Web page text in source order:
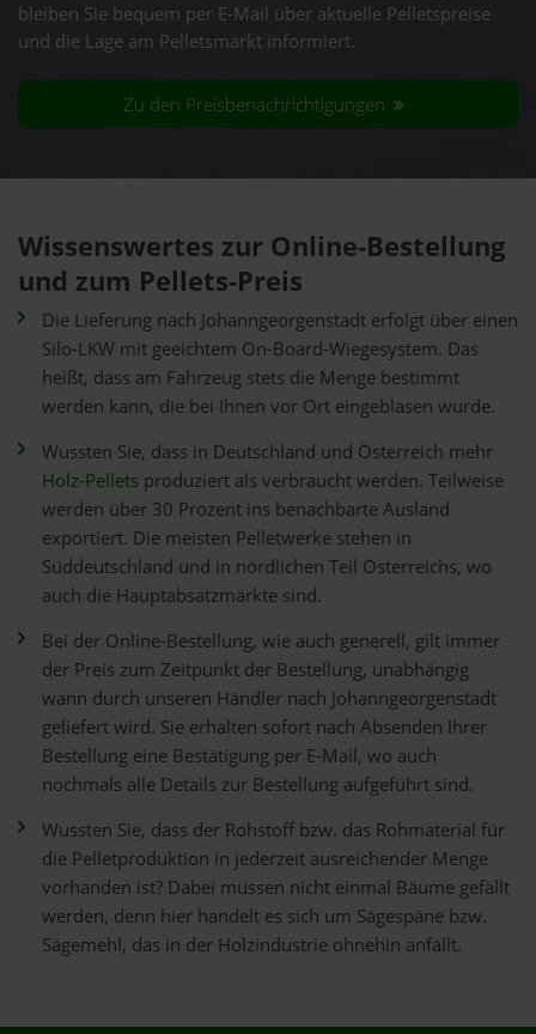
bleiben Sie bequem per E-Mail über aktuelle Pelletspreise
und die Lage am Pelletsmarkt informiert.
Zu den Preisbenachrichtigungen
Wissenswertes zur Online-Bestellung
und zum Pellets-Preis
Die Lieferung nach Johanngeorgenstadt erfolgt über einen
Silo-LKW mit geeichtem On-Board-Wiegesystem. Das
heißt, dass am Fahrzeug stets die Menge bestimmt
werden kann, die bei Ihnen vor Ort eingeblasen wurde.
Wussten Sie, dass in Deutschland und Österreich mehr
Holz-Pellets produziert als verbraucht werden. Teilweise
werden über 30 Prozent ins benachbarte Ausland
exportiert. Die meisten Pelletwerke stehen in
Süddeutschland und in nördlichen Teil Österreichs, wo
auch die Hauptabsatzmärkte sind.
Bei der Online-Bestellung, wie auch generell, gilt immer
der Preis zum Zeitpunkt der Bestellung, unabhängig
wann durch unseren Händler nach Johanngeorgenstadt
geliefert wird. Sie erhalten sofort nach Absenden Ihrer
Bestellung eine Bestätigung per E-Mail, wo auch
nochmals alle Details zur Bestellung aufgeführt sind.
Wussten Sie, dass der Rohstoff bzw. das Rohmaterial für
die Pelletproduktion in jederzeit ausreichender Menge
vorhanden ist? Dabei müssen nicht einmal Bäume gefällt
werden, denn hier handelt es sich um Sägespäne bzw.
Sägemehl, das in der Holzindustrie ohnehin anfällt.